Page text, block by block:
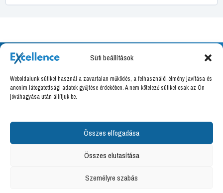
Süti beállítások
Weboldalunk sütiket használ a zavartalan működés, a felhasználói élmény javítása és
anonim látogatottsági adatok gyűjtése érdekében. A nem kötelező sütiket csak az Ön
jóváhagyása után állítjuk be.
Összes elfogadása
Összes elutasítása
Személyre szabás
Excellence Training Kft.
8000 Székesfehérvár, Határ utca 16.
Felnőttképzési nyilvántartási szám: B/2020/000094
Copyright © 2026 Excellence Training Kft.